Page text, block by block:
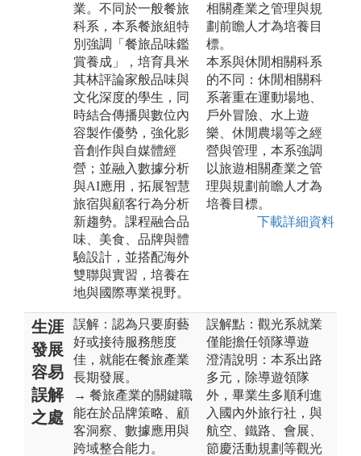
業。不同於一般餐旅
科系，本系餐旅組特
別強調「餐旅品味鑑
賞養成」，培育具米
其林評論家般品味與
文化深度的學生，同
時結合傳播與數位內
容製作優勢，強化影
音創作與自媒體經
營；並融入數據分析
與AI應用，拓展智慧
旅宿與顧客行為分析
新趨勢。課程融合品
味、美食、品牌與體
驗設計，並搭配海外
雙聯與實習，培養在
地與國際專業視野。
相關產業之管理與規
劃前瞻人才為培養目
標。
本系與休閒相關科系
的不同：休閒相關科
系著重在運動場地、
戶外冒險、水上遊
樂、休閒農場等之經
營與管理，本系強調
以旅遊相關產業之管
理與規劃前瞻人才為
培養目標。
下載詳細資料
生涯
發展
容易
誤解
之處
誤解：認為只要廚藝
好或接待服務態度
佳，就能在餐旅產業
長期發展。
→ 餐旅產業的關鍵職
能在於品牌策略、顧
客洞察、數據應用與
跨域整合能力。
誤解點：觀光系就業
僅能擔任領隊導遊
澄清說明：本系出路
多元，除導遊領隊
外，畢業生多順利進
入國內外旅行社，與
航空、鐵路、會展、
節慶活動規劃等觀光